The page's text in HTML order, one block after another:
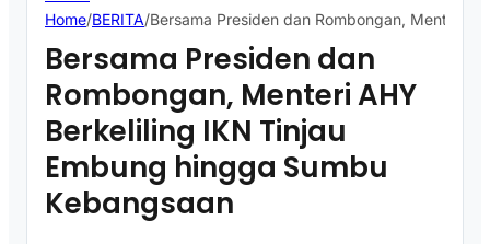
Home/BERITA/Bersama Presiden dan Rombongan, Menteri
Bersama Presiden dan
Rombongan, Menteri AHY
Berkeliling IKN Tinjau
Embung hingga Sumbu
Kebangsaan